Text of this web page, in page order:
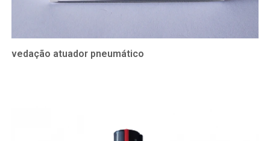
vedação atuador pneumático